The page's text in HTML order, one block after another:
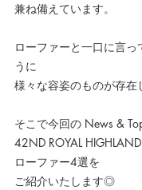
兼ね備えています。
ローファーと一口に言っ
うに
様々な容姿のものが存在
そこで今回の News &
42ND ROYAL
ローファー4選を
ご紹介いたします◎